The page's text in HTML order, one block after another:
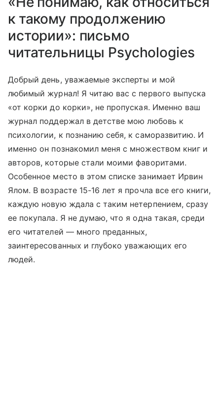
к такому продолжению
истории»: письмо
читательницы Psychologies
Добрый день, уважаемые эксперты и мой
любимый журнал! Я читаю вас с первого выпуска
«от корки до корки», не пропуская. Именно ваш
журнал поддержал в детстве мою любовь к
психологии, к познанию себя, к саморазвитию. И
именно он познакомил меня с множеством книг и
авторов, которые стали моими фаворитами.
Особенное место в этом списке занимает Ирвин
Ялом. В возрасте 15-16 лет я прочла все его книги,
каждую новую ждала с таким нетерпением, сразу
ее покупала. Я не думаю, что я одна такая, среди
его читателей — много преданных,
заинтересованных и глубоко уважающих его
людей.